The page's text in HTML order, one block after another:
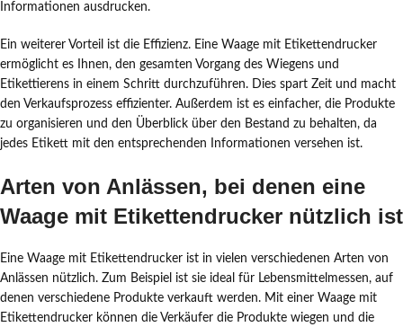
Informationen ausdrucken.
Ein weiterer Vorteil ist die Effizienz. Eine Waage mit Etikettendrucker
ermöglicht es Ihnen, den gesamten Vorgang des Wiegens und
Etikettierens in einem Schritt durchzuführen. Dies spart Zeit und macht
den Verkaufsprozess effizienter. Außerdem ist es einfacher, die Produkte
zu organisieren und den Überblick über den Bestand zu behalten, da
jedes Etikett mit den entsprechenden Informationen versehen ist.
Arten von Anlässen, bei denen eine
Waage mit Etikettendrucker nützlich ist
Eine Waage mit Etikettendrucker ist in vielen verschiedenen Arten von
Anlässen nützlich. Zum Beispiel ist sie ideal für Lebensmittelmessen, auf
denen verschiedene Produkte verkauft werden. Mit einer Waage mit
Etikettendrucker können die Verkäufer die Produkte wiegen und die